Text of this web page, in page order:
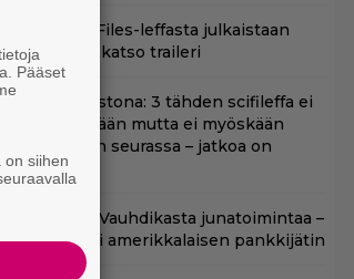
Vanhasta X-Files-leffasta julkaistaan
K18-versio – katso traileri
Nyt suoratoistona: 3 tähden scifileffa ei
ylitä edeltäjiään mutta ei myöskään
häpeä niiden seurassa – jatkoa on
luvassa
Illalla tv:ssä: Vauhdikasta junatoimintaa –
leffa suututti amerikkalaisen pankkijätin
Pääset
on siihen